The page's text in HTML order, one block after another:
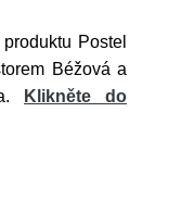
Postel
Béžová a
Klikněte do